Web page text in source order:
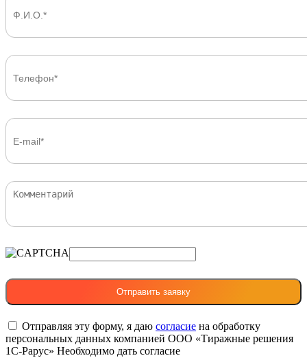
Отправляя эту форму, я даю согласие на обработку
персональных данных компанией ООО «Тиражные решения
1С-Рарус» Необходимо дать согласие